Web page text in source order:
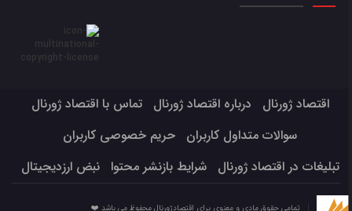
اقتصاد ژورنال درباره اقتصاد ژورنال
تماس با اقتصاد ژورنال
سوالات متداول کاربران
حریم خصوصی کاربران
تبلیغات در اقتصاد ژورنال
شرایط بازنشر محتوا نبض ارزدیجیتال
تمامی حقوق مادی و معنوی برای اقتصادژورنال محفوظ می باشد ❤️